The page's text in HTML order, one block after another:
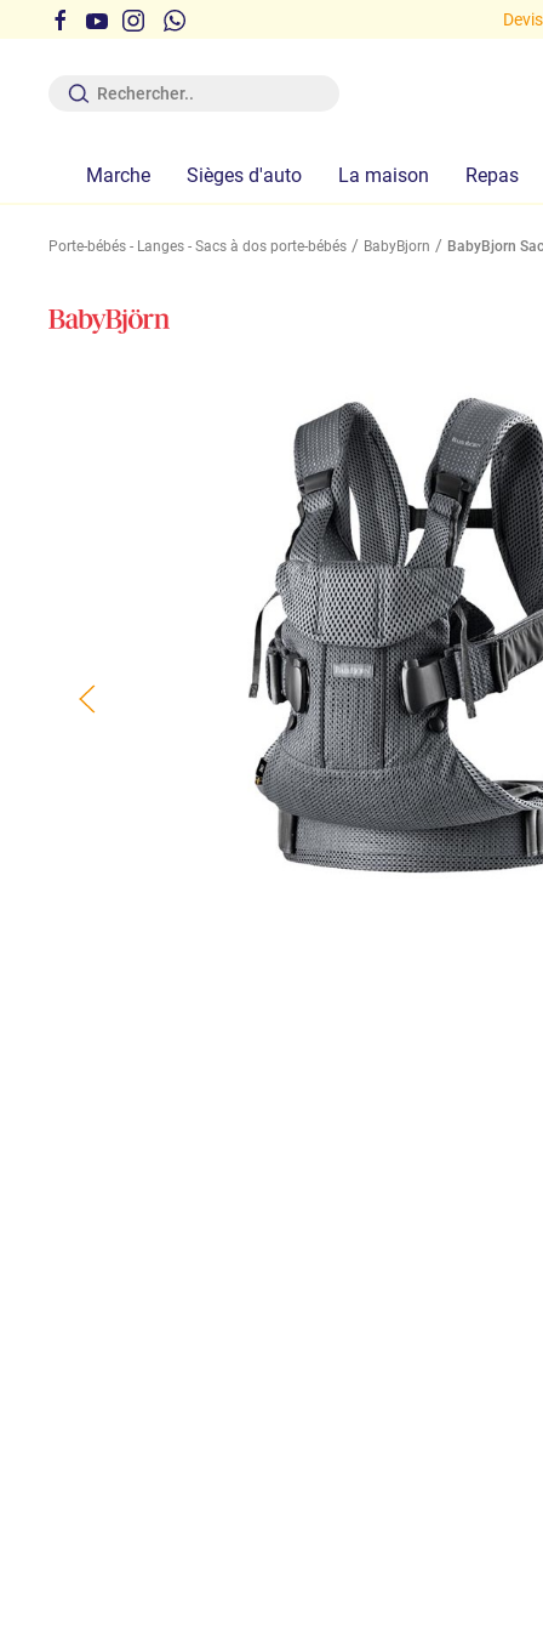
en Italie à partir de 29,90 euros!
Marche Sièges d'auto La maison Repas
Porte-bébés - Langes - Sacs à dos porte-bébés BabyBjorn BabyBjorn